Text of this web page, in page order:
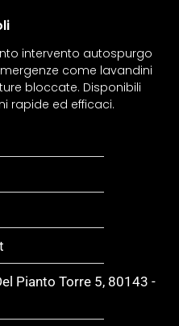
intervento autospurgo
come lavandini
bloccate. Disponibili
rapide ed efficaci.
Pianto Torre 5, 80143 -